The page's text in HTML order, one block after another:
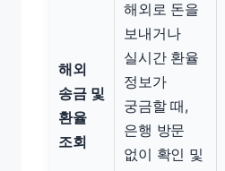
해외
송금 및
환율
조회
해외로 돈을
보내거나
실시간 환율
정보가
궁금할 때,
은행 방문
없이 확인 및